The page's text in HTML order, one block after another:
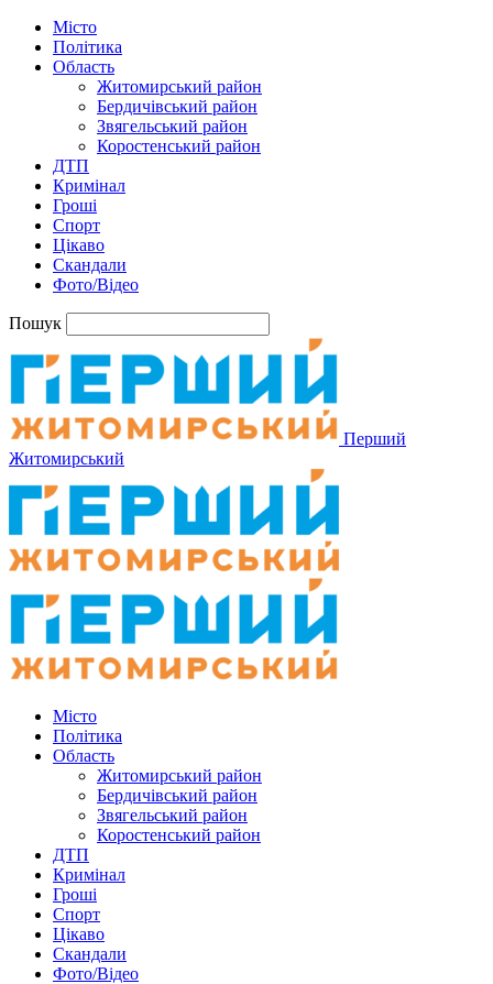
Місто
Політика
Область
Житомирський район
Бердичівський район
Звягельський район
Коростенський район
ДТП
Кримінал
Гроші
Спорт
Цікаво
Скандали
Фото/Відео
Пошук
Перший
Житомирський
Місто
Політика
Область
Житомирський район
Бердичівський район
Звягельський район
Коростенський район
ДТП
Кримінал
Гроші
Спорт
Цікаво
Скандали
Фото/Відео